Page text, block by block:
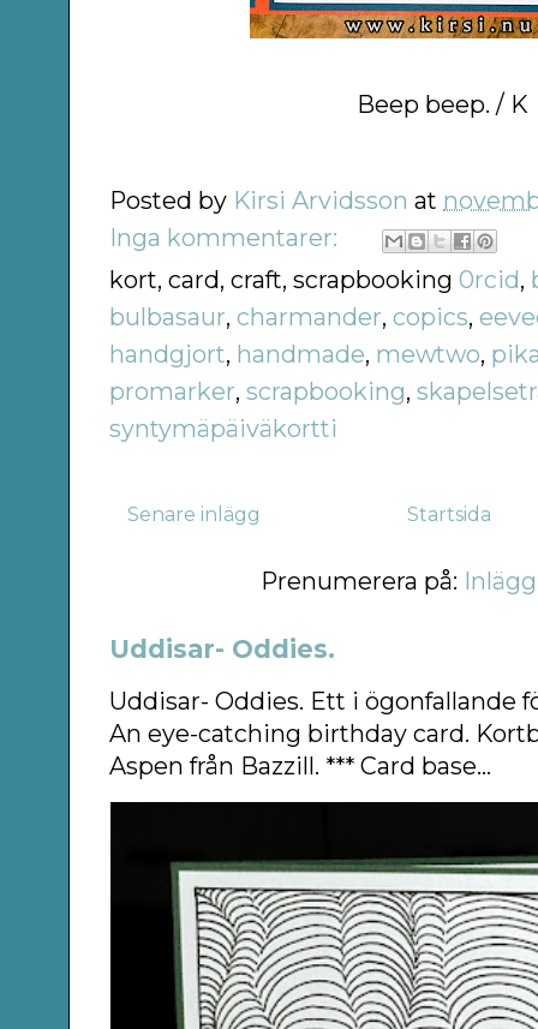
Beep beep. / K
Posted by Kirsi Arvidsson at
Inga kommentarer:
kort, card, craft, scrapbooking0rcid,
bulbasaur,charmander,copics,
handgjort, handmade, mewtwo,
promarker,scrapbooking,
syntymäpäiväkortti
Senare inlägg Startsida
Prenumerera på:
Uddisar- Oddies.
Uddisar- Oddies. Ett i ögonfallande
An eye-catching birthday card.
Aspen från Bazzill. *** Card base...